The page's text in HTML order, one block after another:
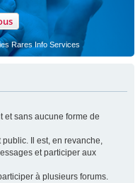
Rares Info Services
et sans aucune forme de
Il est, en revanche,
et participer aux
à plusieurs forums.